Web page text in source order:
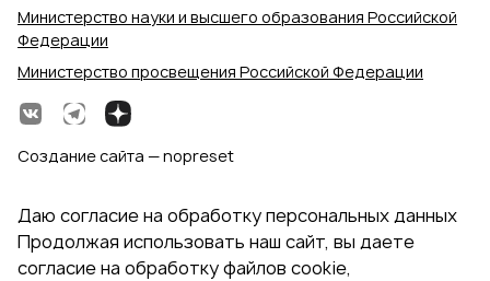
Министерство науки и высшего образования Российской
Федерации
Министерство просвещения Российской Федерации
Создание сайта — nopreset
Даю согласие на обработку персональных данных
Продолжая использовать наш сайт, вы даете
согласие на обработку файлов cookie,